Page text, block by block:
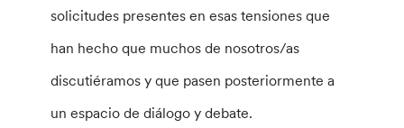
solicitudes presentes en esas tensiones que
han hecho que muchos de nosotros/as
discutiéramos y que pasen posteriormente a
un espacio de diálogo y debate.